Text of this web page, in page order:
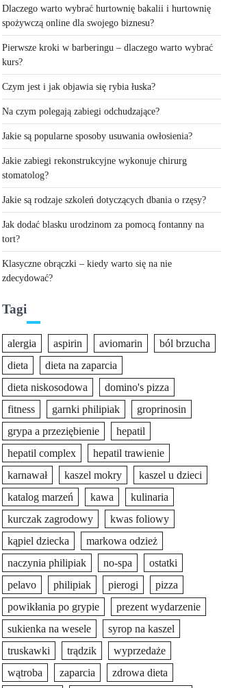
Dlaczego warto wybrać hurtownię bakalii i hurtownię
spożywczą online dla swojego biznesu?
Pierwsze kroki w barberingu – dlaczego warto wybrać
kurs?
Czym jest i jak objawia się rybia łuska?
Na czym polegają zabiegi odchudzające?
Jakie są popularne sposoby usuwania owłosienia?
Jakie zabiegi rekonstrukcyjne wykonuje chirurg
stomatolog?
Jakie są rodzaje szkoleń dotyczących dbania o rzęsy?
Jak dodać blasku urodzinom za pomocą fontanny na
tort?
Klasyczne obrączki – kiedy warto się na nie
zdecydować?
Tagi
alergia aspirin aviomarin
ból brzucha
dieta
dieta na zaparcia
dieta niskosodowa
domino's pizza
fitness
garnki philipiak
groprinosin
grypa a przeziębienie
hepatil
hepatil complex
hepatil trawienie
karnawał
kaszel mokry
kaszel u dzieci
katalog marzeń
kawa
kulinaria
kurczak zagrodowy
kwas foliowy
kąpiel dziecka
markowa odzież
naczynia philipiak
no-spa
ostatki
pelavo
philipiak pierogi
pizza
powikłania po grypie
prezent wydarzenie
sukienka na wesele
syrop na kaszel
truskawki
trądzik
wyprzedaże
wątroba
zaparcia
zdrowa dieta